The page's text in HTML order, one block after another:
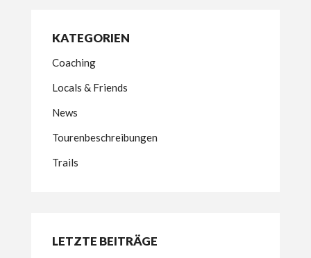
KATEGORIEN
Coaching
Locals & Friends
News
Tourenbeschreibungen
Trails
LETZTE BEITRÄGE